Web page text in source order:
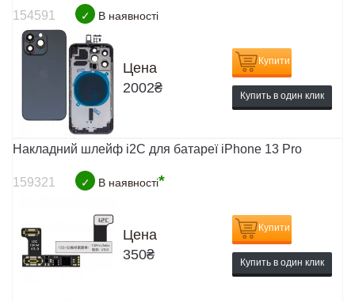
154591 ✓ В наявності
Цена
2002₴
Купити
Купить в один клик
Накладний шлейф i2C для батареї iPhone 13 Pro
159321 ✓ В наявності*
Цена
350₴
Купити
Купить в один клик